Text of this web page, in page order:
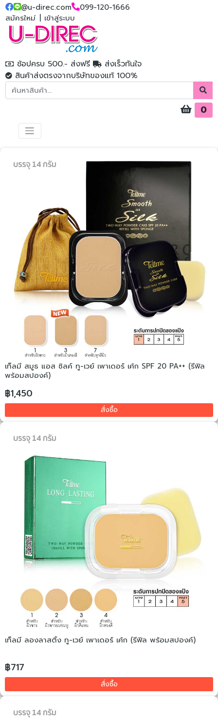
@u-direc.com
099-120-1666
สมัครใหม่
เข้าสู่ระบบ
ช้อปครบ 500.- ส่งฟรี
ส่งเร็วทันใจ
สินค้าส่งตรงจากบริษัทของแท้ 100%
0
เท็ลมี สมูธ แอส ซิลค์ ทู-เวย์ เพาเดอร์ เค้ก SPF 20 PA++ (รีฟิล
พร้อมสปองค์)
฿1,450
สั่งซื้อ
เท็ลมี ลองลาสติ้ง ทู-เวย์ เพาเดอร์ เค้ก (รีฟิล พร้อมสปองค์)
฿717
สั่งซื้อ